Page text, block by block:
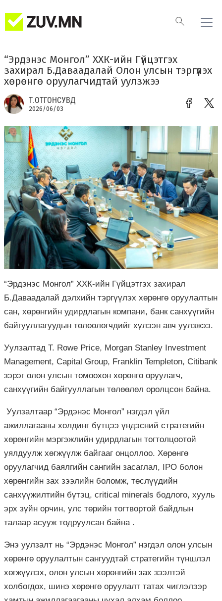
“Эрдэнэс Монгол” ХХК-ийн Гүйцэтгэх
захирал Б.Даваадалай Олон улсын тэргүүлэх
хөрөнгө оруулагчидтай уулзжээ
Т.ОТГОНСУВД
2026/06/03
“Эрдэнэс Монгол” ХХК-ийн Гүйцэтгэх захирал
Б.Даваадалай дэлхийн тэргүүлэх хөрөнгө оруулалтын
сан, хөрөнгийн удирдлагын компани, банк санхүүгийн
байгууллагуудын төлөөлөгчдийг хүлээн авч уулзжээ.
Уулзалтад T. Rowe Price, Morgan Stanley Investment
Management, Capital Group, Franklin Templeton, Citibank
зэрэг олон улсын томоохон хөрөнгө оруулагч,
санхүүгийн байгууллагын төлөөлөл оролцсон байна.
Уулзалтаар “Эрдэнэс Монгол” нэгдэл үйл
ажиллагааны холдинг бүтцээ үндэсний стратегийн
хөрөнгийн мэргэжлийн удирдлагын тогтолцоотой
уялдуулж хөгжүүлж байгааг онцоллоо. Хөрөнгө
оруулагчид баялгийн сангийн засаглал, IPO болон
хөрөнгийн зах зээлийн боломж, төслүүдийн
санхүүжилтийн бүтэц, critical minerals бодлого, хууль
эрх зүйн орчин, улс төрийн тогтвортой байдлын
талаар асууж тодруулсан байна .
Энэ уулзалт нь “Эрдэнэс Монгол” нэгдэл олон улсын
хөрөнгө оруулалтын сангуудтай стратегийн түншлэл
хөгжүүлэх, олон улсын хөрөнгийн зах зээлтэй
холбогдох, шинэ хөрөнгө оруулалт татах чиглэлээр